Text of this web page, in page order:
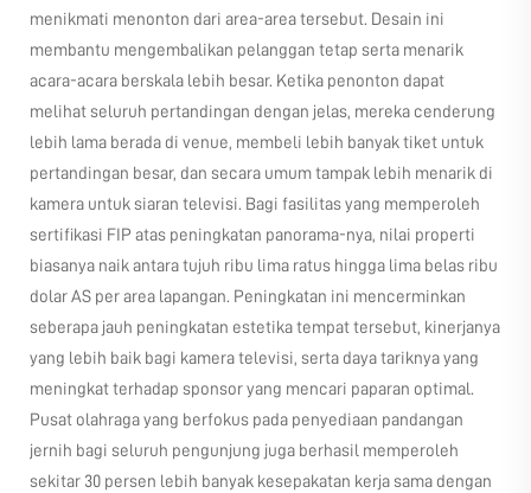
menikmati menonton dari area-area tersebut. Desain ini
membantu mengembalikan pelanggan tetap serta menarik
acara-acara berskala lebih besar. Ketika penonton dapat
melihat seluruh pertandingan dengan jelas, mereka cenderung
lebih lama berada di venue, membeli lebih banyak tiket untuk
pertandingan besar, dan secara umum tampak lebih menarik di
kamera untuk siaran televisi. Bagi fasilitas yang memperoleh
sertifikasi FIP atas peningkatan panorama-nya, nilai properti
biasanya naik antara tujuh ribu lima ratus hingga lima belas ribu
dolar AS per area lapangan. Peningkatan ini mencerminkan
seberapa jauh peningkatan estetika tempat tersebut, kinerjanya
yang lebih baik bagi kamera televisi, serta daya tariknya yang
meningkat terhadap sponsor yang mencari paparan optimal.
Pusat olahraga yang berfokus pada penyediaan pandangan
jernih bagi seluruh pengunjung juga berhasil memperoleh
sekitar 30 persen lebih banyak kesepakatan kerja sama dengan